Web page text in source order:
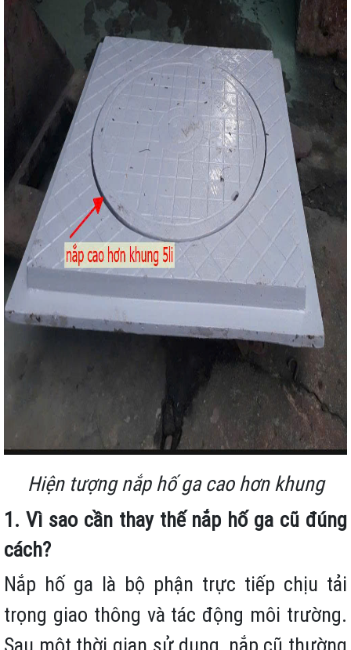
Hiện tượng nắp hố ga cao hơn khung
1. Vì sao cần thay thế nắp hố ga cũ đúng
cách?
Nắp hố ga là bộ phận trực tiếp chịu tải
trọng giao thông và tác động môi trường.
Sau một thời gian sử dụng, nắp cũ thường